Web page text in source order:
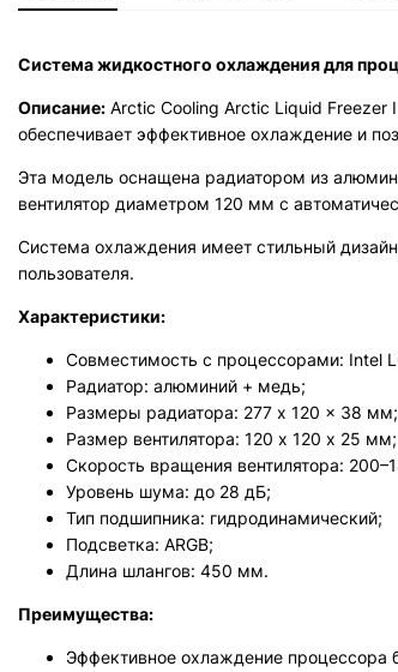
Система жидкостного охлаждения для
Описание: Arctic Cooling Arctic Liquid
обеспечивает эффективное охлаждение и
Эта модель оснащена радиатором из
вентилятор диаметром 120 мм с
Система охлаждения имеет стильный
пользователя.
Характеристики:
Совместимость с процессорами: Intel
Радиатор: алюминий + медь;
Размеры радиатора: 277 x 120 x 38 мм;
Размер вентилятора: 120 х 120 х 25 мм;
Скорость вращения вентилятора:
Уровень шума: до 28 дБ;
Тип подшипника: гидродинамический;
Подсветка: ARGB;
Длина шлангов: 450 мм.
Преимущества:
Эффективное охлаждение процессора